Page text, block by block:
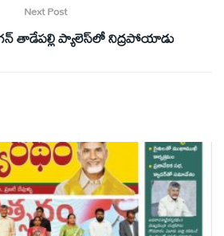
Next Post
జగన్‌ తాడేపల్లి ప్యాలెస్‌లో నిద్రపోయాడు